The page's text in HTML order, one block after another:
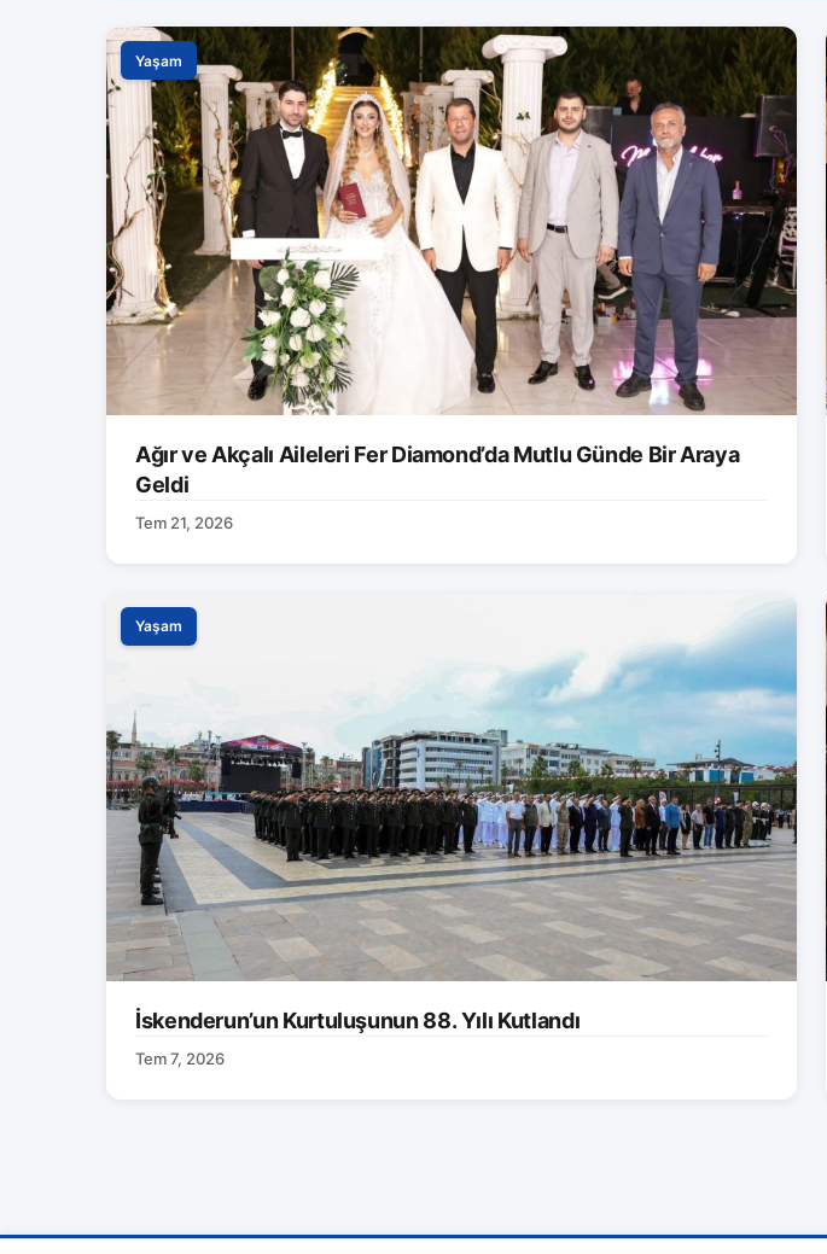
Yaşam
Ağır ve Akçalı Aileleri Fer Diamond’da Mutlu Günde Bir Araya
Geldi
Tem 21, 2026
Yaşam
İskenderun’un Kurtuluşunun 88. Yılı Kutlandı
Tem 7, 2026